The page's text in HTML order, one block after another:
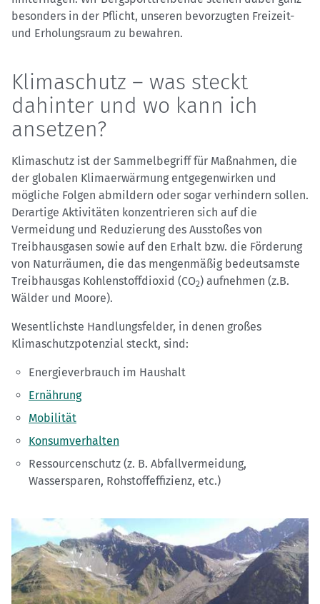
besonders in der Pflicht, unseren bevorzugten Freizeit-
und Erholungsraum zu bewahren.
Klimaschutz – was steckt
dahinter und wo kann ich
ansetzen?
Klimaschutz ist der Sammelbegriff für Maßnahmen, die
der globalen Klimaerwärmung entgegenwirken und
mögliche Folgen abmildern oder sogar verhindern sollen.
Derartige Aktivitäten konzentrieren sich auf die
Vermeidung und Reduzierung des Ausstoßes von
Treibhausgasen sowie auf den Erhalt bzw. die Förderung
von Naturräumen, die das mengenmäßig bedeutsamste
Treibhausgas Kohlenstoffdioxid (CO2) aufnehmen (z.B.
Wälder und Moore).
Wesentlichste Handlungsfelder, in denen großes
Klimaschutzpotenzial steckt, sind:
Energieverbrauch im Haushalt
Ernährung
Mobilität
Konsumverhalten
Ressourcenschutz (z. B. Abfallvermeidung,
Wassersparen, Rohstoffeffizienz, etc.)